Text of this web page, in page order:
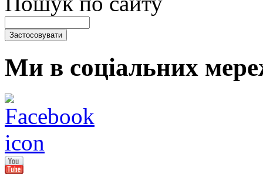
Ми в соціальних